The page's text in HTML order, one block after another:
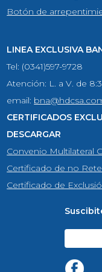
Botón de
LINEA EXCLUSIVA
Tel: (0341)597-9728
Atención: L. a V. de
email:
CERTIFICADOS
DESCARGAR
Convenio Multilateral
Certificado de no
Certificado de